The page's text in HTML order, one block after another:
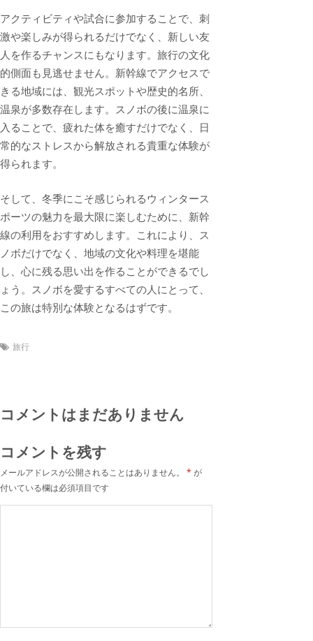
アクティビティや試合に参加することで、刺
激や楽しみが得られるだけでなく、新しい友
人を作るチャンスにもなります。旅行の文化
的側面も見逃せません。新幹線でアクセスで
きる地域には、観光スポットや歴史的名所、
温泉が多数存在します。スノボの後に温泉に
入ることで、疲れた体を癒すだけでなく、日
常的なストレスから解放される貴重な体験が
得られます。
そして、冬季にこそ感じられるウィンタース
ポーツの魅力を最大限に楽しむために、新幹
線の利用をおすすめします。これにより、ス
ノボだけでなく、地域の文化や料理を堪能
し、心に残る思い出を作ることができるでし
ょう。スノボを愛するすべての人にとって、
この旅は特別な体験となるはずです。
旅行
コメントはまだありません
コメントを残す
メールアドレスが公開されることはありません。 * が
付いている欄は必須項目です